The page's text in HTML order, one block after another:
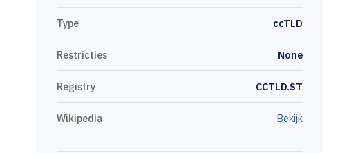
Type ccTLD
Restricties None
Registry CCTLD.ST
Wikipedia Bekijk